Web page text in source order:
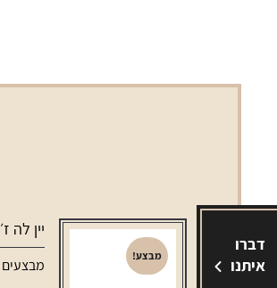
דברו
איתנו
מבצע!
יין לה